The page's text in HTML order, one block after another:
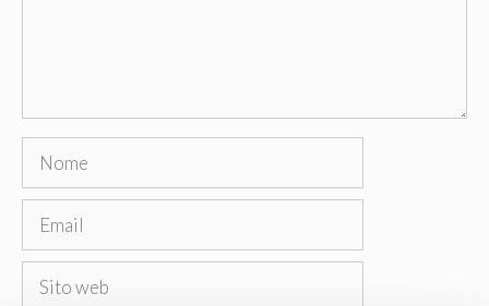
Nome
Email
Sito